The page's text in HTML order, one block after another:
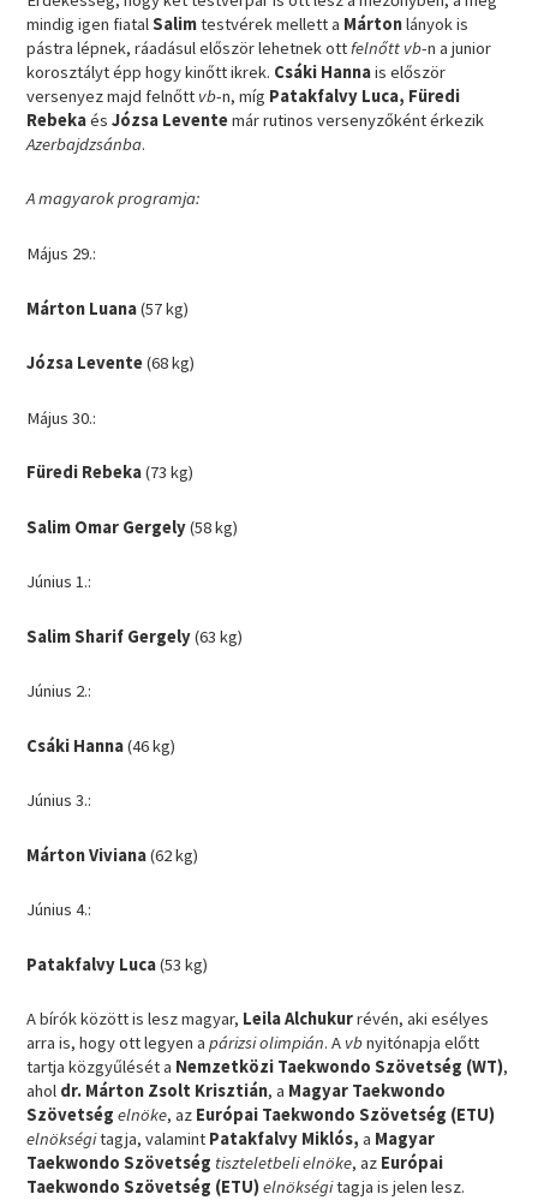
mindig igen fiatalSalimtestvérek mellett a Mártonlányok is
pástra lépnek, ráadásul először lehetnek ottfelnőtt vb-n a junior
korosztályt épp hogy kinőtt ikrek. Csáki Hannais először
versenyez majd felnőtt vb-n, míg Patakfalvy Luca, Füredi
RebekaésJózsa Leventemár rutinos versenyzőként érkezik
Azerbajdzsánba.
A magyarok programja:
Május 29.:
Márton Luana(57 kg)
Józsa Levente(68 kg)
Május 30.:
Füredi Rebeka(73 kg)
Salim Omar Gergely(58 kg)
Június 1.:
Salim Sharif Gergely(63 kg)
Június 2.:
Csáki Hanna(46 kg)
Június 3.:
Márton Viviana(62 kg)
Június 4.:
Patakfalvy Luca(53 kg)
A bírók között is lesz magyar, Leila Alchukurrévén, aki esélyes
arra is, hogy ott legyen apárizsi olimpián. A vbnyitónapja előtt
tartja közgyűlését a Nemzetközi Taekwondo Szövetség (WT),
ahol dr. Márton Zsolt Krisztián, a Magyar Taekwondo
Szövetség elnöke, az Európai Taekwondo Szövetség (ETU)
elnökségitagja, valamint Patakfalvy Miklós, a Magyar
Taekwondo Szövetség tiszteletbeli elnöke, az Európai
Taekwondo Szövetség (ETU)elnökségitagja is jelen lesz.